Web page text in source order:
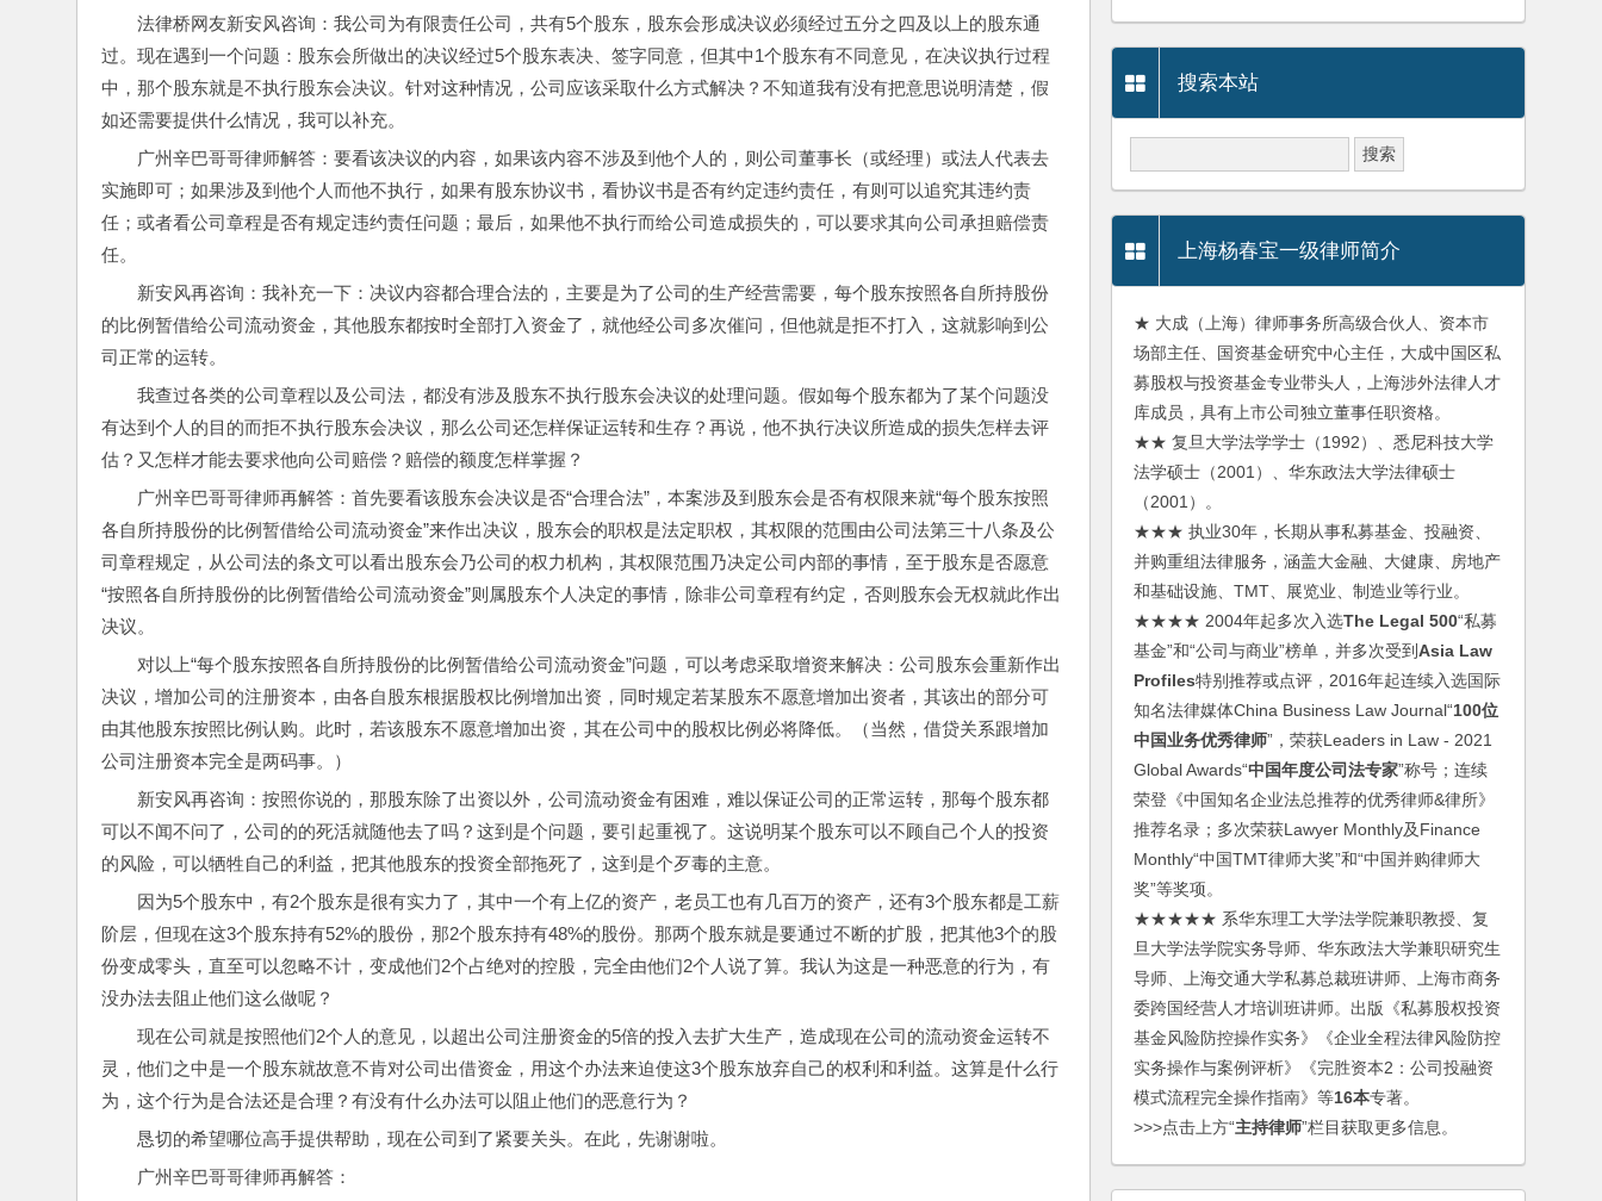
法律桥网友新安风咨询：我公司为有限责任公司，共有5个股东，股东会形成决议必须经过五分之四及以上的股东通
过。现在遇到一个问题：股东会所做出的决议经过5个股东表决、签字同意，但其中1个股东有不同意见，在决议执行过程
中，那个股东就是不执行股东会决议。针对这种情况，公司应该采取什么方式解决？不知道我有没有把意思说明清楚，假
如还需要提供什么情况，我可以补充。
广州辛巴哥哥律师解答：要看该决议的内容，如果该内容不涉及到他个人的，则公司董事长（或经理）或法人代表去
实施即可；如果涉及到他个人而他不执行，如果有股东协议书，看协议书是否有约定违约责任，有则可以追究其违约责
任；或者看公司章程是否有规定违约责任问题；最后，如果他不执行而给公司造成损失的，可以要求其向公司承担赔偿责
任。
新安风再咨询：我补充一下：决议内容都合理合法的，主要是为了公司的生产经营需要，每个股东按照各自所持股份
的比例暂借给公司流动资金，其他股东都按时全部打入资金了，就他经公司多次催问，但他就是拒不打入，这就影响到公
司正常的运转。
我查过各类的公司章程以及公司法，都没有涉及股东不执行股东会决议的处理问题。假如每个股东都为了某个问题没
有达到个人的目的而拒不执行股东会决议，那么公司还怎样保证运转和生存？再说，他不执行决议所造成的损失怎样去评
估？又怎样才能去要求他向公司赔偿？赔偿的额度怎样掌握？
广州辛巴哥哥律师再解答：首先要看该股东会决议是否“合理合法”，本案涉及到股东会是否有权限来就“每个股东按照
各自所持股份的比例暂借给公司流动资金”来作出决议，股东会的职权是法定职权，其权限的范围由公司法第三十八条及公
司章程规定，从公司法的条文可以看出股东会乃公司的权力机构，其权限范围乃决定公司内部的事情，至于股东是否愿意
“按照各自所持股份的比例暂借给公司流动资金”则属股东个人决定的事情，除非公司章程有约定，否则股东会无权就此作出
决议。
对以上“每个股东按照各自所持股份的比例暂借给公司流动资金”问题，可以考虑采取增资来解决：公司股东会重新作出
决议，增加公司的注册资本，由各自股东根据股权比例增加出资，同时规定若某股东不愿意增加出资者，其该出的部分可
由其他股东按照比例认购。此时，若该股东不愿意增加出资，其在公司中的股权比例必将降低。（当然，借贷关系跟增加
公司注册资本完全是两码事。）
新安风再咨询：按照你说的，那股东除了出资以外，公司流动资金有困难，难以保证公司的正常运转，那每个股东都
可以不闻不问了，公司的的死活就随他去了吗？这到是个问题，要引起重视了。这说明某个股东可以不顾自己个人的投资
的风险，可以牺牲自己的利益，把其他股东的投资全部拖死了，这到是个歹毒的主意。
因为5个股东中，有2个股东是很有实力了，其中一个有上亿的资产，老员工也有几百万的资产，还有3个股东都是工薪
阶层，但现在这3个股东持有52%的股份，那2个股东持有48%的股份。那两个股东就是要通过不断的扩股，把其他3个的股
份变成零头，直至可以忽略不计，变成他们2个占绝对的控股，完全由他们2个人说了算。我认为这是一种恶意的行为，有
没办法去阻止他们这么做呢？
现在公司就是按照他们2个人的意见，以超出公司注册资金的5倍的投入去扩大生产，造成现在公司的流动资金运转不
灵，他们之中是一个股东就故意不肯对公司出借资金，用这个办法来迫使这3个股东放弃自己的权利和利益。这算是什么行
为，这个行为是合法还是合理？有没有什么办法可以阻止他们的恶意行为？
恳切的希望哪位高手提供帮助，现在公司到了紧要关头。在此，先谢谢啦。
广州辛巴哥哥律师再解答：
搜索本站
上海杨春宝一级律师简介
★ 大成（上海）律师事务所高级合伙人、资本市
场部主任、国资基金研究中心主任，大成中国区私
募股权与投资基金专业带头人，上海涉外法律人才
库成员，具有上市公司独立董事任职资格。
★★ 复旦大学法学学士（1992）、悉尼科技大学
法学硕士（2001）、华东政法大学法律硕士
（2001）。
★★★ 执业30年，长期从事私募基金、投融资、
并购重组法律服务，涵盖大金融、大健康、房地产
和基础设施、TMT、展览业、制造业等行业。
★★★★ 2004年起多次入选The Legal 500“私募
基金”和“公司与商业”榜单，并多次受到Asia Law
Profiles特别推荐或点评，2016年起连续入选国际
知名法律媒体China Business Law Journal“100位
中国业务优秀律师”，荣获Leaders in Law - 2021
Global Awards“中国年度公司法专家”称号；连续
荣登《中国知名企业法总推荐的优秀律师&律所》
推荐名录；多次荣获Lawyer Monthly及Finance
Monthly“中国TMT律师大奖”和“中国并购律师大
奖”等奖项。
★★★★★ 系华东理工大学法学院兼职教授、复
旦大学法学院实务导师、华东政法大学兼职研究生
导师、上海交通大学私募总裁班讲师、上海市商务
委跨国经营人才培训班讲师。出版《私募股权投资
基金风险防控操作实务》《企业全程法律风险防控
实务操作与案例评析》《完胜资本2：公司投融资
模式流程完全操作指南》等16本专著。
>>>点击上方“主持律师”栏目获取更多信息。